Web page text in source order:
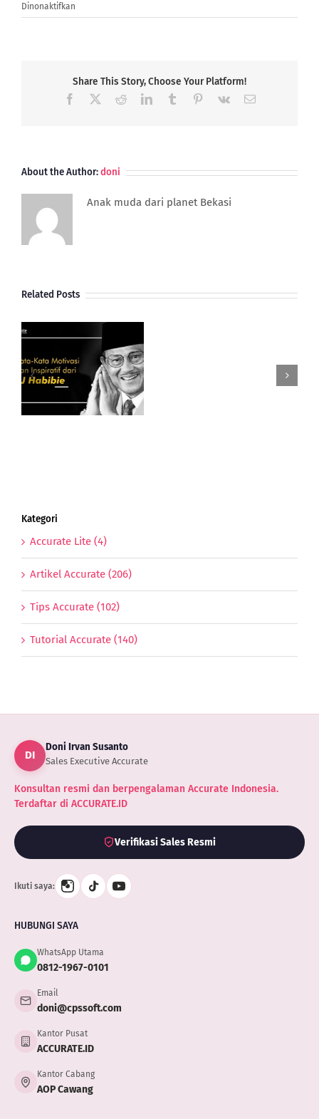
Dinonaktifkan
8
Tanpa
Besar
Share This Story, Choose Your Platform!
Facebook RedditLinkedInTumblr Pinterest
Vk Email
About the Author:doni
Anak muda dari planet Bekasi
Related Posts
Kategori
Accurate Lite (4)
Artikel Accurate (206)
Tips Accurate (102)
Tutorial Accurate (140)
DI
Doni Irvan Susanto
Sales Executive Accurate
Konsultan resmi dan berpengalaman Accurate Indonesia.
Terdaftar di ACCURATE.ID
Verifikasi Sales Resmi
Ikuti saya:
HUBUNGI SAYA
WhatsApp Utama
0812-1967-0101
Email
doni@cpssoft.com
Kantor Pusat
ACCURATE.ID
Kantor Cabang
AOP Cawang